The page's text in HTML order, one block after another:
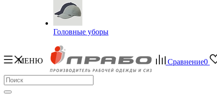
Головные уборы
МЕНЮ Сравнение0